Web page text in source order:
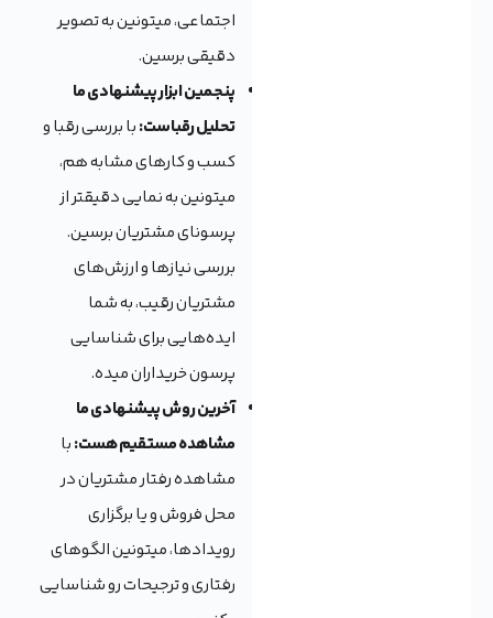
اجتماعی، میتونین به تصویر
دقیقی برسین.
پنجمین ابزار پیشنهادی ما
تحلیل رقباست:با بررسی رقبا و
کسب و کارهای مشابه هم،
میتونین به نمایی دقیقتر از
پرسونای مشتریان برسین.
بررسی نیازها و ارزش‌های
مشتریان رقیب، به شما
ایده‌هایی برای شناسایی
پرسون خریداران میده.
آخرین روش پیشنهادی ما
مشاهده مستقیم هست:با
مشاهده رفتار مشتریان در
محل فروش و یا برگزاری
رویدادها، میتونین الگوهای
رفتاری و ترجیحات رو شناسایی